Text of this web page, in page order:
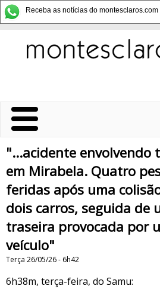
Receba as notícias do
"...acidente envolvendo
em Mirabela. Quatro
feridas após uma
dois carros, seguida de
traseira provocada por
veículo"
Terça 26/05/26 - 6h42
6h38m, terça-feira, do Samu: